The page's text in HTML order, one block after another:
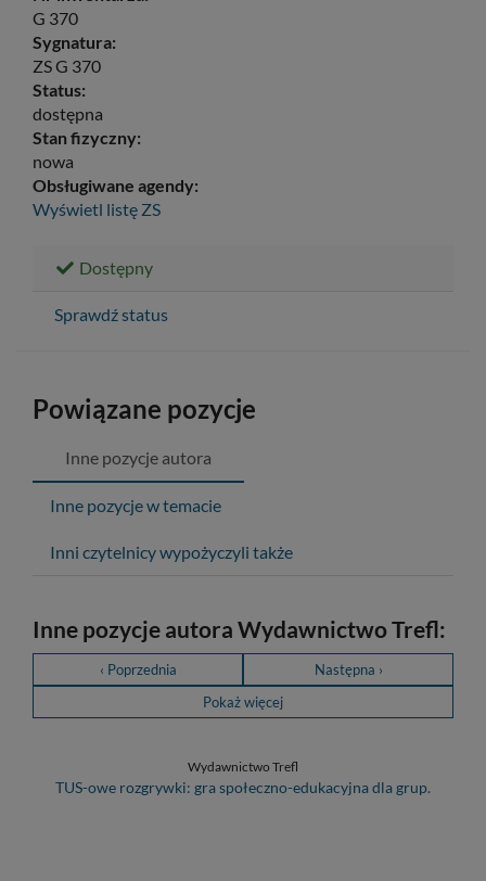
G 370
Sygnatura:
ZS G 370
Status:
dostępna
Stan fizyczny:
nowa
Obsługiwane agendy:
Wyświetl listę ZS
Dostępny
Sprawdź status
Powiązane pozycje
Inne pozycje autora
Inne pozycje w temacie
Inni czytelnicy wypożyczyli także
Inne pozycje autora Wydawnictwo Trefl:
‹ Poprzednia
Następna ›
Pokaż więcej
Wydawnictwo Trefl
TUS-owe rozgrywki: gra społeczno-edukacyjna dla grup.